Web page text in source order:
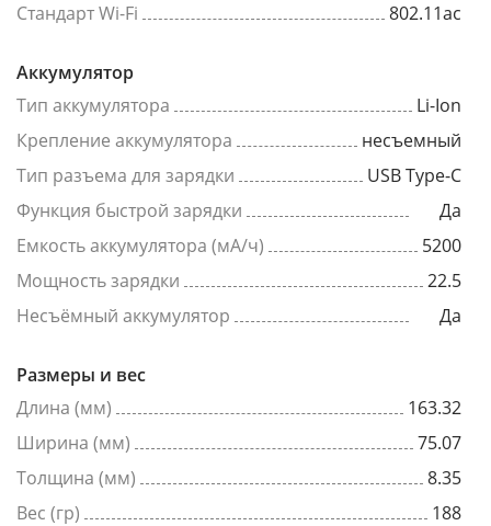
Стандарт Wi-Fi
802.11ac
Аккумулятор
Тип аккумулятора
Li-Ion
Крепление аккумулятора
несъемный
Тип разъема для зарядки
USB Type-C
Функция быстрой зарядки
Да
Емкость аккумулятора (мА/ч)
5200
Мощность зарядки
22.5
Несъёмный аккумулятор
Да
Размеры и вес
Длина (мм)
163.32
Ширина (мм)
75.07
Толщина (мм)
8.35
Вес (гр)
188